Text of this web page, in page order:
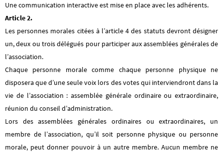
Une communication interactive est mise en place avec les adhérents.
Article 2.
Les personnes morales citées à l’article 4 des statuts devront désigner
un, deux ou trois délégués pour participer aux assemblées générales de
l’association.
Chaque personne morale comme chaque personne physique ne
disposera que d’une seule voix lors des votes qui interviendront dans la
vie de l’association : assemblée générale ordinaire ou extraordinaire,
réunion du conseil d’administration.
Lors des assemblées générales ordinaires ou extraordinaires, un
membre de l’association, qu’il soit personne physique ou personne
morale, peut donner pouvoir à un autre membre. Aucun membre ne